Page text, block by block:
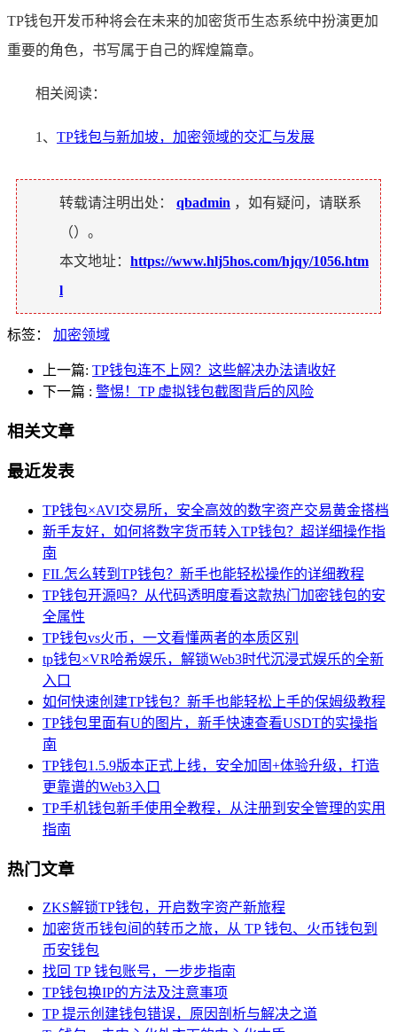
TP钱包开发币种将会在未来的加密货币生态系统中扮演更加
重要的角色，书写属于自己的辉煌篇章。
相关阅读：
1、 TP钱包与新加坡，加密领域的交汇与发展
转载请注明出处： qbadmin ，如有疑问，请联系
（）。
本文地址： https://www.hlj5hos.com/hjqy/1056.htm
l
标签： 加密领域
上一篇: TP钱包连不上网？这些解决办法请收好
下一篇 : 警惕！TP 虚拟钱包截图背后的风险
相关文章
最近发表
TP钱包×AVI交易所，安全高效的数字资产交易黄金搭档
新手友好，如何将数字货币转入TP钱包？超详细操作指
南
FIL怎么转到TP钱包？新手也能轻松操作的详细教程
TP钱包开源吗？从代码透明度看这款热门加密钱包的安
全属性
TP钱包vs火币，一文看懂两者的本质区别
tp钱包×VR哈希娱乐，解锁Web3时代沉浸式娱乐的全新
入口
如何快速创建TP钱包？新手也能轻松上手的保姆级教程
TP钱包里面有U的图片，新手快速查看USDT的实操指
南
TP钱包1.5.9版本正式上线，安全加固+体验升级，打造
更靠谱的Web3入口
TP手机钱包新手使用全教程，从注册到安全管理的实用
指南
热门文章
ZKS解锁TP钱包，开启数字资产新旅程
加密货币钱包间的转币之旅，从 TP 钱包、火币钱包到
币安钱包
找回 TP 钱包账号，一步步指南
TP钱包换IP的方法及注意事项
TP 提示创建钱包错误，原因剖析与解决之道